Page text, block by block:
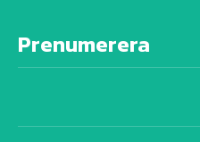
Prenumerera